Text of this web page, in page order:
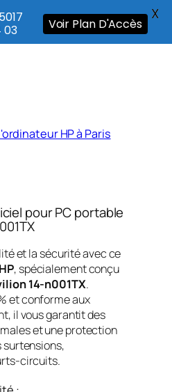
HP à Paris
pour PC portable
et la sécurité avec ce
, spécialement conçu
14-n001TX.
et conforme aux
il vous garantit des
et une protection
circuits.
03
Voir Plan D'Accès
X